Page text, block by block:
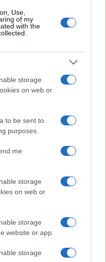
Use,
of my
with the
storage
on web or
to be sent to
purposes.
me
storage
on web or
storage
website or app.
storage
και νέο Διοικητικό
Γιαγλής
αυτοκινητοβιομηχανία
κορυφή της
Μασλαρινός: «Χάσαμε το